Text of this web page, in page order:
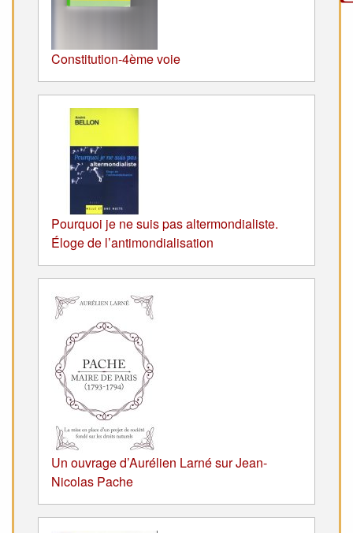
Constitution-4ème voie
Pourquoi je ne suis pas altermondialiste.
Éloge de l’antimondialisation
Un ouvrage d’Aurélien Larné sur Jean-
Nicolas Pache